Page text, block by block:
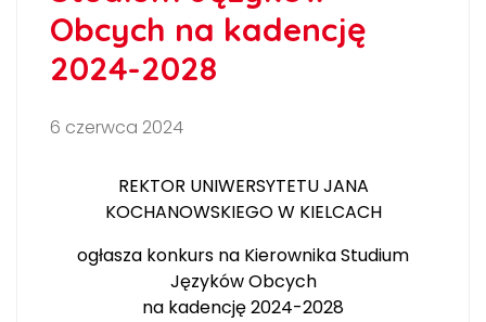
Obcych na kadencję
2024-2028
6 czerwca 2024
REKTOR UNIWERSYTETU JANA
KOCHANOWSKIEGO W KIELCACH
ogłasza konkurs na Kierownika Studium
Języków Obcych
na kadencję 2024-2028